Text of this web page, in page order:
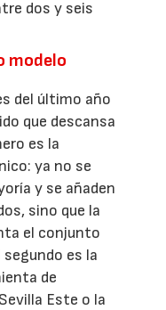
dos y seis
modelo
del último año
que descansa
es la
ya no se
y se añaden
sino que la
el conjunto
segundo es la
de
Este o la